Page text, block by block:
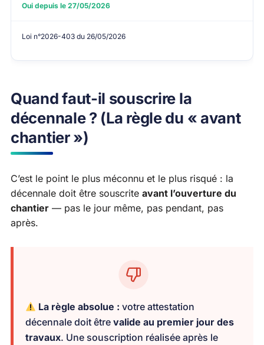
Oui depuis le 27/05/2026
Loi n°2026-403 du 26/05/2026
Quand faut-il souscrire la
décennale ? (La règle du « avant
chantier »)
C’est le point le plus méconnu et le plus risqué : la
décennale doit être souscrite avant l’ouverture du
chantier — pas le jour même, pas pendant, pas
après.
La règle absolue : votre attestation
décennale doit être valide au premier jour des
travaux. Une souscription réalisée après le